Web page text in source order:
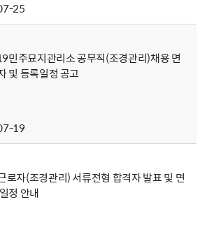
25
민주묘지관리소 공무직(조경관리)채용 면
및 등록일정 공고
19
로자(조경관리) 서류전형 합격자 발표 및 면
정 안내